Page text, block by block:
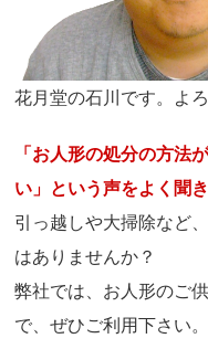
花月堂の石川です。よ
「お人形の処分の方法
い」という声をよく聞き
引っ越しや大掃除など
はありませんか？
弊社では、お人形のご
で、ぜひご利用下さい。